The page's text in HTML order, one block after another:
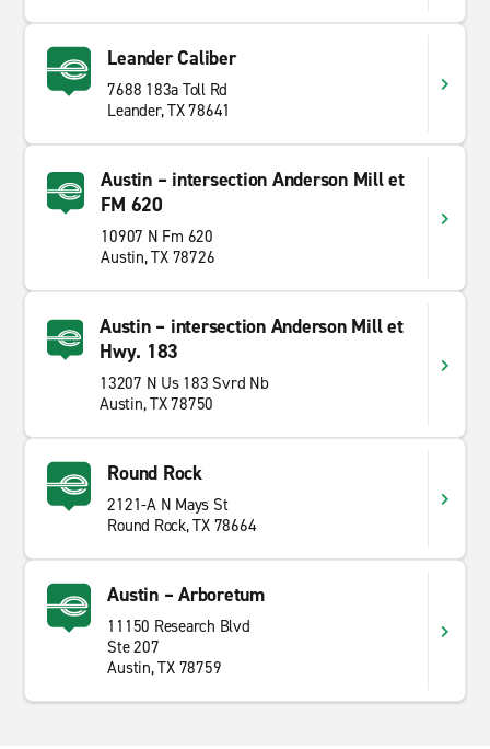
Leander Caliber
7688 183a Toll Rd
Leander, TX 78641
Austin – intersection Anderson Mill et
FM 620
10907 N Fm 620
Austin, TX 78726
Austin – intersection Anderson Mill et
Hwy. 183
13207 N Us 183 Svrd Nb
Austin, TX 78750
Round Rock
2121-A N Mays St
Round Rock, TX 78664
Austin – Arboretum
11150 Research Blvd
Ste 207
Austin, TX 78759